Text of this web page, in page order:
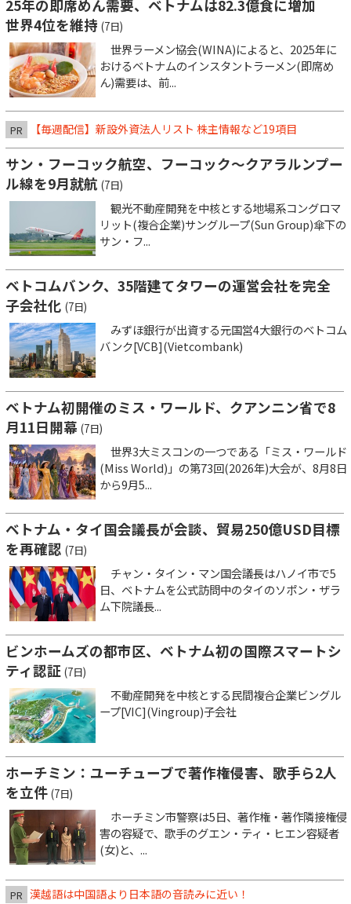
25年の即席めん需要、ベトナムは82.3億食に増加
世界4位を維持 (7日)
世界ラーメン協会(WINA)によると、2025年に
おけるベトナムのインスタントラーメン(即席め
ん)需要は、前...
PR 【毎週配信】新設外資法人リスト 株主情報など19項目
サン・フーコック航空、フーコック～クアラルンプー
ル線を9月就航 (7日)
観光不動産開発を中核とする地場系コングロマ
リット(複合企業)サングループ(Sun Group)傘下の
サン・フ...
ベトコムバンク、35階建てタワーの運営会社を完全
子会社化 (7日)
みずほ銀行が出資する元国営4大銀行のベトコム
バンク[VCB](Vietcombank)
ベトナム初開催のミス・ワールド、クアンニン省で8
月11日開幕 (7日)
世界3大ミスコンの一つである「ミス・ワールド
(Miss World)」の第73回(2026年)大会が、8月8日
から9月5...
ベトナム・タイ国会議長が会談、貿易250億USD目標
を再確認 (7日)
チャン・タイン・マン国会議長はハノイ市で5
日、ベトナムを公式訪問中のタイのソポン・ザラ
ム下院議長...
ビンホームズの都市区、ベトナム初の国際スマートシ
ティ認証 (7日)
不動産開発を中核とする民間複合企業ビングル
ープ[VIC](Vingroup)子会社
ホーチミン：ユーチューブで著作権侵害、歌手ら2人
を立件 (7日)
ホーチミン市警察は5日、著作権・著作隣接権侵
害の容疑で、歌手のグエン・ティ・ヒエン容疑者
(女)と、...
PR 漢越語は中国語より日本語の音読みに近い！